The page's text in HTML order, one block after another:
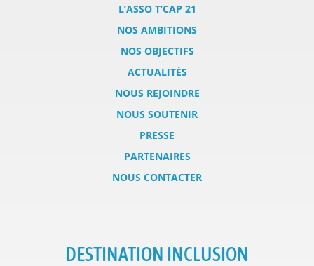
L’ASSO T’CAP 21
NOS AMBITIONS
NOS OBJECTIFS
ACTUALITÉS
NOUS REJOINDRE
NOUS SOUTENIR
PRESSE
PARTENAIRES
NOUS CONTACTER
DESTINATION INCLUSION